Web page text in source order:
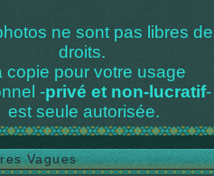
ne sont pas libres de
droits.
copie pour votre usage
-privé et non-lucratif-
est seule autorisée.
Vagues